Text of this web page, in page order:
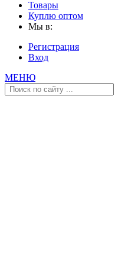
Товары
Куплю оптом
Мы в:
Регистрация
Вход
МЕНЮ